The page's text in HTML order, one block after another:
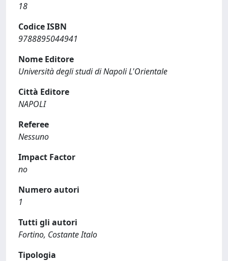
18
Codice ISBN
9788895044941
Nome Editore
Università degli studi di Napoli L'Orientale
Città Editore
NAPOLI
Referee
Nessuno
Impact Factor
no
Numero autori
1
Tutti gli autori
Fortino, Costante Italo
Tipologia